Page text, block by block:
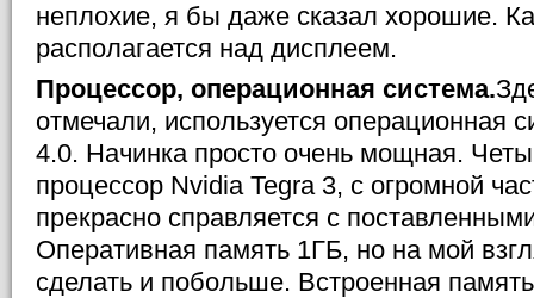
неплохие, я бы даже сказал хорошие.
располагается над дисплеем.
Процессор, операционная система.
отмечали, используется операционная
4.0. Начинка просто очень мощная.
процессор Nvidia Tegra 3, с огромной
прекрасно справляется с
Оперативная память 1ГБ, но на мой
сделать и побольше. Встроенная